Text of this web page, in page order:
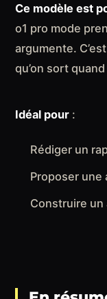
Ce modèle est
o1 pro mode
argumente.
qu’on sort
Idéal pour :
Rédiger un
Proposer une
Construire